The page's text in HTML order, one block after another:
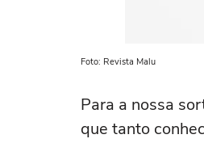
Foto: Revista Malu
Para a nossa
que tanto